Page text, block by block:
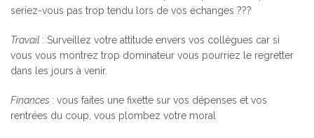
seriez-vous pas trop tendu lors de vos échanges ???
Travail : Surveillez votre attitude envers vos collègues car si
vous vous montrez trop dominateur vous pourriez le regretter
dans les jours à venir.
Finances : vous faites une fixette sur vos dépenses et vos
rentrées du coup, vous plombez votre moral